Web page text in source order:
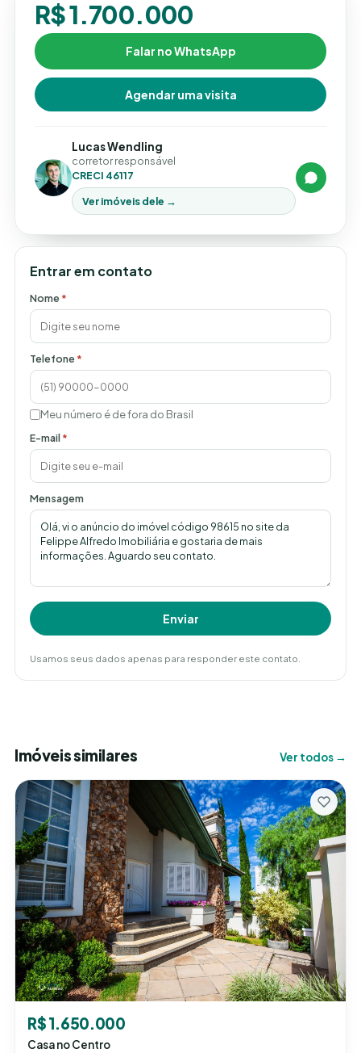
R$ 1.700.000
Falar no WhatsApp
Agendar uma visita
Lucas Wendling
corretor responsável
CRECI 46117
Ver imóveis dele →
Entrar em contato
Nome*
Telefone*
Meu número é de fora do Brasil
E-mail*
Mensagem
Enviar
Usamos seus dados apenas para responder este contato.
Imóveis similares Ver todos →
R$ 1.650.000
Casa no Centro